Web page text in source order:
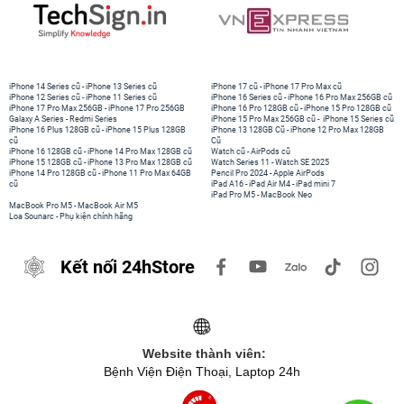
Lock thì chắc chắc bạn sẽ không thể chê được tấm màn hình của
siêu phẩm iPhone 6 Plus Lock cũ. Màn hình trên thiết bị này được
thiết cong mềm mại và nhẹ nhàng hơn, có kích thước lên đến 5.5
inch, độ phân giải 1920 × 1080 đáp ứng hoàn hảo nhu cầu giải trí
iPhone 14 Series cũ -iPhone 13 Series cũ
iPhone 12 Series cũ -iPhone 11 Series cũ
iPhone 17 Pro Max 256GB -iPhone 17 Pro 256GB
Galaxy A Series - Redmi Series
iPhone 17 cũ -iPhone 17 Pro Max cũ
iPhone 16 Series cũ - iPhone 16 Pro Max 256GB cũ
iPhone 16 Pro 128GB cũ -iPhone 15 Pro 128GB cũ
iPhone 15 Pro Max 256GB cũ - iPhone 15 Series cũ
iPhone 16 Plus 128GB cũ -iPhone 15 Plus 128GB
cũ
iPhone 16 128GB cũ -iPhone 14 Pro Max 128GB cũ
iPhone 15 128GB cũ -iPhone 13 Pro Max 128GB cũ
iPhone 14 Pro 128GB cũ -iPhone 11 Pro Max 64GB
cũ
iPhone 13 128GB Cũ -iPhone 12 Pro Max 128GB
Cũ
Watch cũ -AirPods cũ
Watch Series 11 -Watch SE 2025
Pencil Pro 2024 -Apple AirPods
iPad A16 -iPad Air M4 -iPad mini 7
iPad Pro M5 - MacBook Neo
MacBook Pro M5 - MacBook Air M5
Loa Sounarc - Phụ kiện chính hãng
Kết nối 24hStore
Website thành viên:
Bệnh Viện Điện Thoại, Laptop 24h